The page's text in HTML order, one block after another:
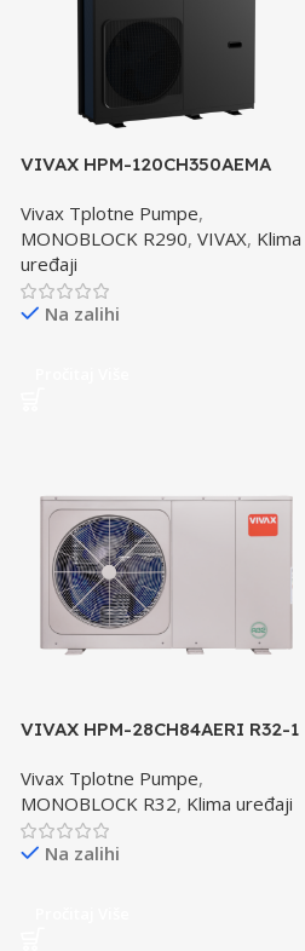
VIVAX HPM-120CH350AEMA
VISOKOTEMPERATURNA
Vivax Tplotne Pumpe,
MONOBLOCK R290, VIVAX, Klima
uređaji
Na zalihi
VIVAX HPM-28CH84AERI R32-1
Vivax Tplotne Pumpe,
MONOBLOCK R32, Klima uređaji
Na zalihi